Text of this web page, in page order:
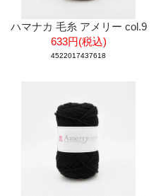
ハマナカ 毛糸 アメリー col.9
633円(税込)
4522017437618